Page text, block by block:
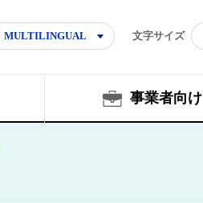
MULTILINGUAL 文字サイズ
事業者向け